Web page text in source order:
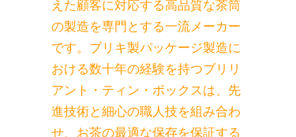
えた顧客に対応する高品質な茶筒
の製造を専門とする一流メーカー
です。ブリキ製パッケージ製造に
おける数十年の経験を持つブリリ
アント・ティン・ボックスは、先
進技術と細心の職人技を組み合わ
せ、お茶の最適な保存を保証する